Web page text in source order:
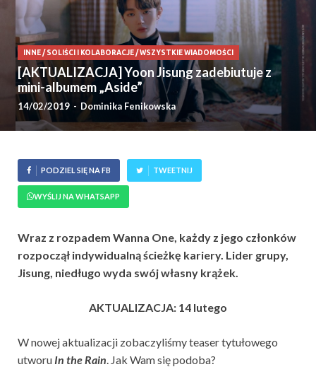
INNE/SOLIŚCI I KOLABORACJE/WSZYSTKIE WIADOMOŚCI
[AKTUALIZACJA] Yoon Jisung zadebiutuje z
mini-albumem „Aside”
14/02/2019 - Dominika Fenikowska
PODZIEL SIĘ NA FB TWEETNIJ
WYŚLIJ NA WHATSAPP
Wraz z rozpadem Wanna One, każdy z jego członków
rozpoczął indywidualną ścieżkę kariery. Lider grupy,
Jisung, niedługo wyda swój własny krążek.
AKTUALIZACJA: 14 lutego
W nowej aktualizacji zobaczyliśmy teaser tytułowego
utworu In the Rain. Jak Wam się podoba?